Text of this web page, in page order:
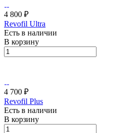
4 800 ₽
Revofil Ultra
Есть в наличии
В корзину
4 700 ₽
Revofil Plus
Есть в наличии
В корзину